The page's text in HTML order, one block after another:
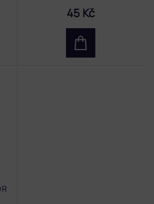
45 Kč